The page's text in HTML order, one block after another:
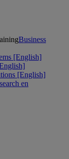
Business
[English]
[English]
en